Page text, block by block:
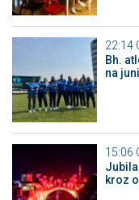
22:14
Bh.
na
15:06
kroz